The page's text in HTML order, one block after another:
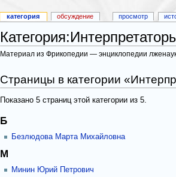
Материал из Фрикопедии — энциклопедии
Страницы в категории
Показано 5 страниц этой категории из 5.
Б
Безлюдова Марта Михайловна
М
Минин Юрий Петрович
категория обсуждение просмотр